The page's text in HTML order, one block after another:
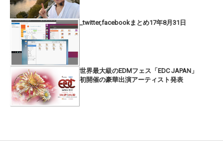
_twitter,facebookまとめ17年8月31日
世界最大級のEDMフェス「EDC JAPAN」
初開催の豪華出演アーティスト発表